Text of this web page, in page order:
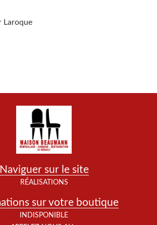
Laroque
Naviguer sur le site
RÉALISATIONS
sur votre boutique
INDISPONIBLE